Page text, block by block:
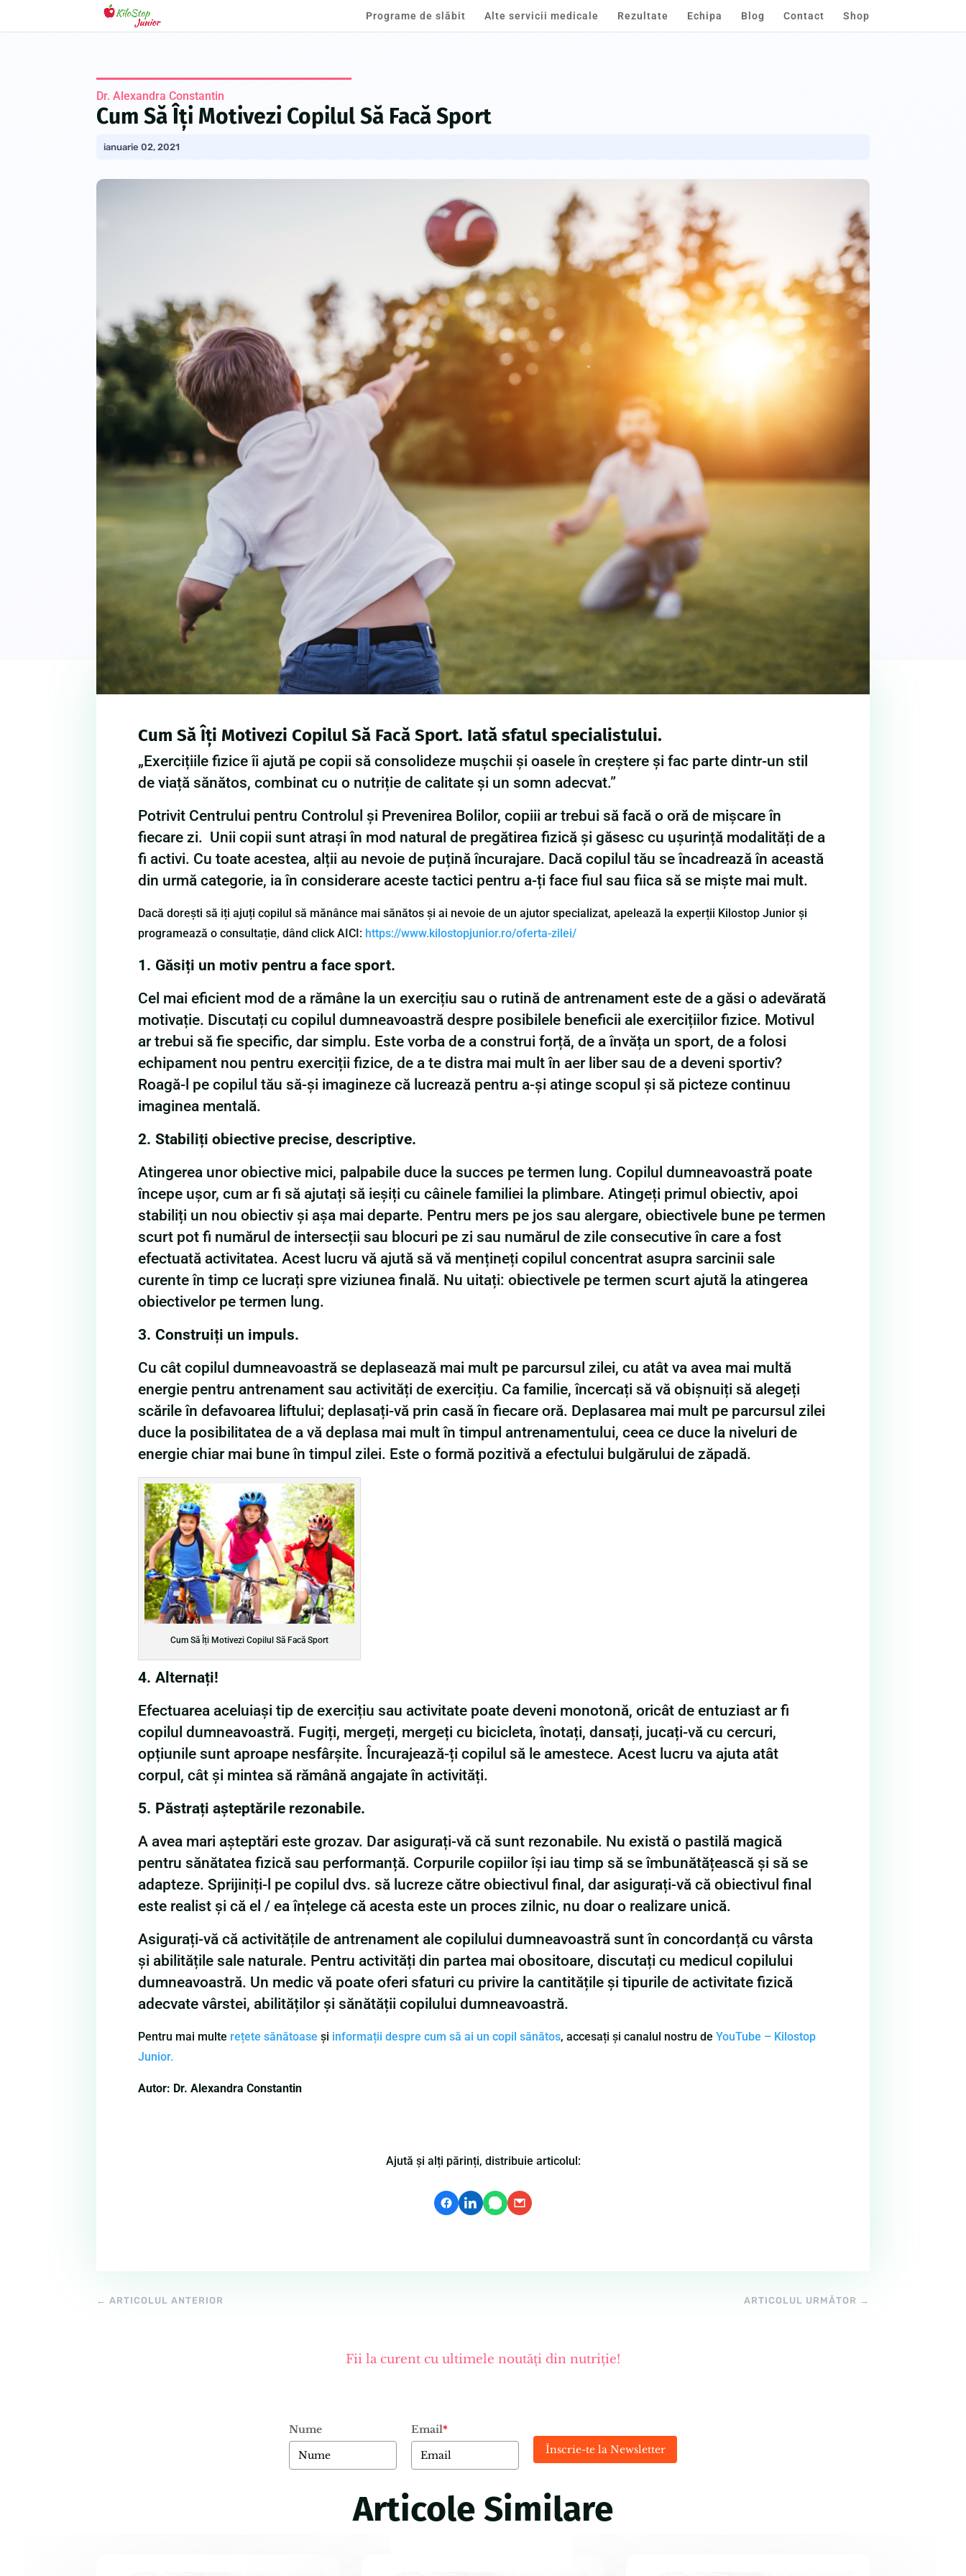
Programe de slăbit Alte servicii medicale Rezultate Echipa Blog Contact Shop
Dr. Alexandra Constantin
Cum Să Îți Motivezi Copilul Să Facă Sport
ianuarie 02, 2021
Cum Să Îți Motivezi Copilul Să Facă Sport. Iată sfatul specialistului.
„Exercițiile fizice îi ajută pe copii să consolideze mușchii și oasele în creștere și fac parte dintr-un stil
de viață sănătos, combinat cu o nutriție de calitate și un somn adecvat.”
Potrivit Centrului pentru Controlul și Prevenirea Bolilor, copiii ar trebui să facă o oră de mișcare în
fiecare zi. Unii copii sunt atrași în mod natural de pregătirea fizică și găsesc cu ușurință modalități de a
fi activi. Cu toate acestea, alții au nevoie de puțină încurajare. Dacă copilul tău se încadrează în această
din urmă categorie, ia în considerare aceste tactici pentru a-ți face fiul sau fiica să se miște mai mult.
Dacă dorești să iți ajuți copilul să mănânce mai sănătos și ai nevoie de un ajutor specializat, apelează la experții Kilostop Junior și
programează o consultație, dând click AICI: https://www.kilostopjunior.ro/oferta-zilei/
1. Găsiți un motiv pentru a face sport.
Cel mai eficient mod de a rămâne la un exercițiu sau o rutină de antrenament este de a găsi o adevărată
motivație. Discutați cu copilul dumneavoastră despre posibilele beneficii ale exercițiilor fizice. Motivul
ar trebui să fie specific, dar simplu. Este vorba de a construi forță, de a învăța un sport, de a folosi
echipament nou pentru exerciții fizice, de a te distra mai mult în aer liber sau de a deveni sportiv?
Roagă-l pe copilul tău să-și imagineze că lucrează pentru a-și atinge scopul și să picteze continuu
imaginea mentală.
2. Stabiliți obiective precise, descriptive.
Atingerea unor obiective mici, palpabile duce la succes pe termen lung. Copilul dumneavoastră poate
începe ușor, cum ar fi să ajutați să ieșiți cu câinele familiei la plimbare. Atingeți primul obiectiv, apoi
stabiliți un nou obiectiv și așa mai departe. Pentru mers pe jos sau alergare, obiectivele bune pe termen
scurt pot fi numărul de intersecții sau blocuri pe zi sau numărul de zile consecutive în care a fost
efectuată activitatea. Acest lucru vă ajută să vă mențineți copilul concentrat asupra sarcinii sale
curente în timp ce lucrați spre viziunea finală. Nu uitați: obiectivele pe termen scurt ajută la atingerea
obiectivelor pe termen lung.
3. Construiți un impuls.
Cu cât copilul dumneavoastră se deplasează mai mult pe parcursul zilei, cu atât va avea mai multă
energie pentru antrenament sau activități de exercițiu. Ca familie, încercați să vă obișnuiți să alegeți
scările în defavoarea liftului; deplasați-vă prin casă în fiecare oră. Deplasarea mai mult pe parcursul zilei
duce la posibilitatea de a vă deplasa mai mult în timpul antrenamentului, ceea ce duce la niveluri de
energie chiar mai bune în timpul zilei. Este o formă pozitivă a efectului bulgărului de zăpadă.
Cum Să Îți Motivezi Copilul Să Facă Sport
4. Alternați!
Efectuarea aceluiași tip de exercițiu sau activitate poate deveni monotonă, oricât de entuziast ar fi
copilul dumneavoastră. Fugiți, mergeți, mergeți cu bicicleta, înotați, dansați, jucați-vă cu cercuri,
opțiunile sunt aproape nesfârșite. Încurajează-ți copilul să le amestece. Acest lucru va ajuta atât
corpul, cât și mintea să rămână angajate în activități.
5. Păstrați așteptările rezonabile.
A avea mari așteptări este grozav. Dar asigurați-vă că sunt rezonabile. Nu există o pastilă magică
pentru sănătatea fizică sau performanță. Corpurile copiilor își iau timp să se îmbunătățească și să se
adapteze. Sprijiniți-l pe copilul dvs. să lucreze către obiectivul final, dar asigurați-vă că obiectivul final
este realist și că el / ea înțelege că acesta este un proces zilnic, nu doar o realizare unică.
Asigurați-vă că activitățile de antrenament ale copilului dumneavoastră sunt în concordanță cu vârsta
și abilitățile sale naturale. Pentru activități din partea mai obositoare, discutați cu medicul copilului
dumneavoastră. Un medic vă poate oferi sfaturi cu privire la cantitățile și tipurile de activitate fizică
adecvate vârstei, abilităților și sănătății copilului dumneavoastră.
Pentru mai multe rețete sănătoase și informații despre cum să ai un copil sănătos, accesați și canalul nostru deYouTube – Kilostop
Junior.
Autor: Dr. Alexandra Constantin
Ajută și alți părinți, distribuie articolul:
←ARTICOLUL ANTERIOR ARTICOLUL URMĂTOR →
Fii la curent cu ultimele noutăți din nutriție!
Nume Email*
Înscrie-te la Newsletter
Articole Similare